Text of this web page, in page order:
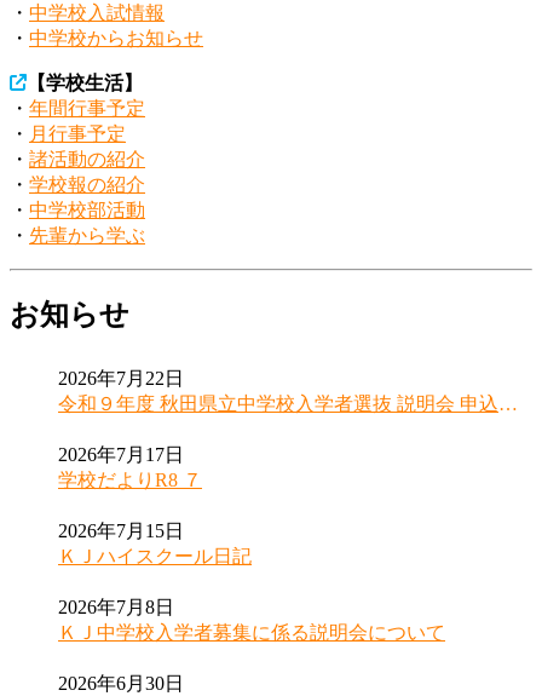
・ 中学校入試情報
・ 中学校からお知らせ
【学校生活】
・ 年間行事予定
・ 月行事予定
・ 諸活動の紹介
・ 学校報の紹介
・ 中学校部活動
・ 先輩から学ぶ
お知らせ
2026年7月22日
令和９年度 秋田県立中学校入学者選抜 説明会 申込受
2026年7月17日
学校だよりR8 ７
2026年7月15日
ＫＪハイスクール日記
2026年7月8日
ＫＪ中学校入学者募集に係る説明会について
2026年6月30日